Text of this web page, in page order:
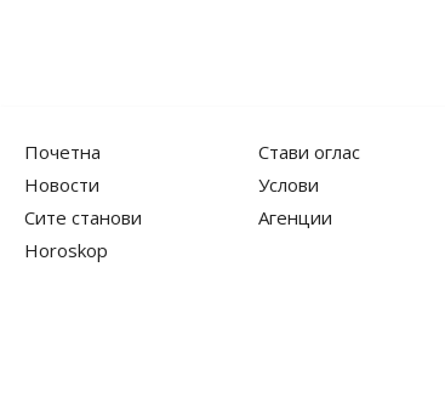
Почетна Стави оглас
Новости
Услови
Сите станови
Агенции
Horoskop